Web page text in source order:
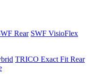
Rear SWF VisioFlex
TRICO Exact Fit Rear